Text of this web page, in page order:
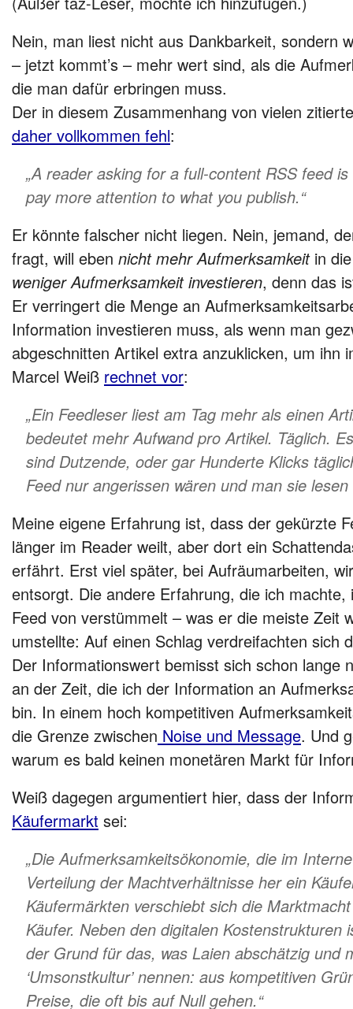
Nein, man liest nicht aus Dankbarkeit, sondern
– jetzt kommt’s – mehr wert sind, als die
die man dafür erbringen muss.
Der in diesem Zusammenhang von vielen
daher vollkommen fehl:
„A reader asking for a full-content RSS feed
pay more attention to what you publish.“
Er könnte falscher nicht liegen. Nein, jemand,
fragt, will eben nicht mehr Aufmerksamkeitin
weniger Aufmerksamkeit investieren, denn das
Er verringert die Menge an
Information investieren muss, als wenn man
abgeschnitten Artikel extra anzuklicken, um ihn
Marcel Weiß rechnet vor:
„Ein Feedleser liest am Tag mehr als einen
bedeutet mehr Aufwand pro Artikel. Täglich.
sind Dutzende, oder gar Hunderte Klicks
Feed nur angerissen wären und man sie lesen
Meine eigene Erfahrung ist, dass der gekürzte
länger im Reader weilt, aber dort ein
erfährt. Erst viel später, bei Aufräumarbeiten,
entsorgt. Die andere Erfahrung, die ich machte,
Feed von verstümmelt – was er die meiste Zeit
umstellte: Auf einen Schlag verdreifachten sich
Der Informationswert bemisst sich schon lange
an der Zeit, die ich der Information an
bin. In einem hoch kompetitiven
die Grenze zwischen Noise und Message. Und
warum es bald keinen monetären Markt für
Weiß dagegen argumentiert hier, dass der
Käufermarkt sei:
„Die Aufmerksamkeitsökonomie, die im
Verteilung der Machtverhältnisse her ein
Käufermärkten verschiebt sich die
Käufer. Neben den digitalen Kostenstrukturen
der Grund für das, was Laien abschätzig und
‘Umsonstkultur’ nennen: aus kompetitiven
Preise, die oft bis auf Null gehen.“